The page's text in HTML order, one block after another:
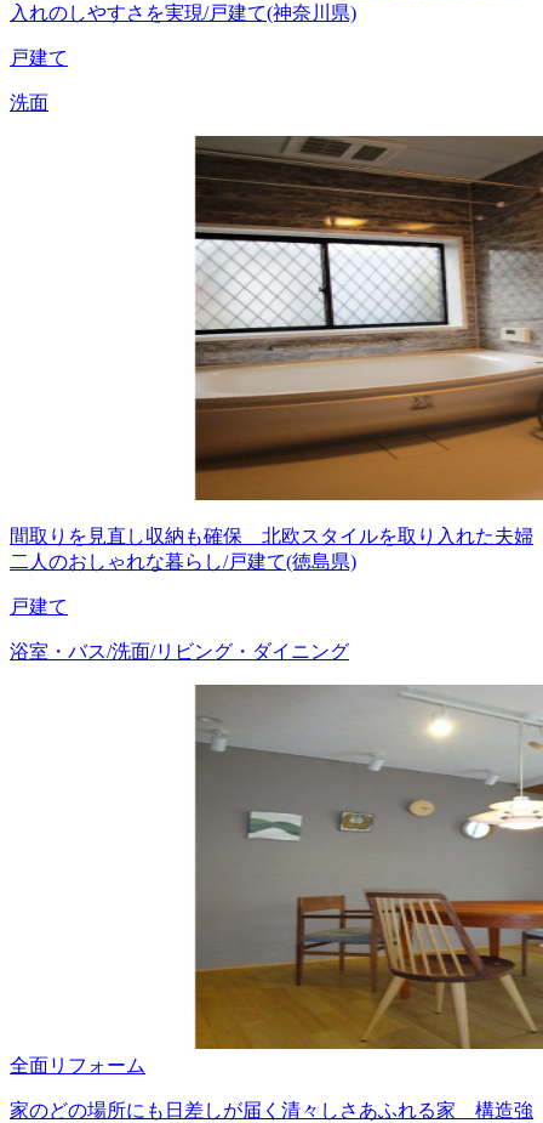
入れのしやすさを実現/戸建て(神奈川県)
戸建て
洗面
間取りを見直し収納も確保 北欧スタイルを取り入れた夫婦
二人のおしゃれな暮らし/戸建て(徳島県)
戸建て
浴室・バス/洗面/リビング・ダイニング
全面リフォーム
家のどの場所にも日差しが届く清々しさあふれる家 構造強